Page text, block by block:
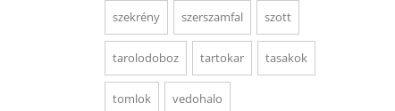
szekrény szerszamfal szott
tarolodoboz tartokar tasakok
tomlok vedohalo